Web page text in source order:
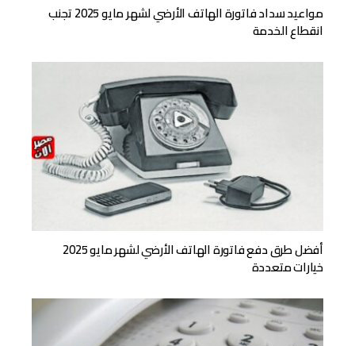
مواعيد سداد فاتورة الهاتف الأرضي لشهر مايو 2025 تجنب
انقطاع الخدمة
أفضل طرق دفع فاتورة الهاتف الأرضي لشهر مايو 2025
خيارات متعددة